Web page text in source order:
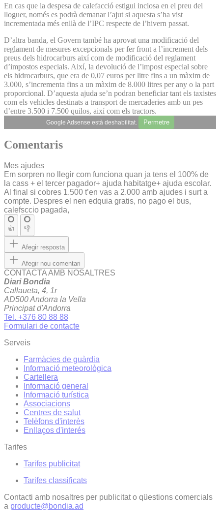
En cas que la despesa de calefacció estigui inclosa en el preu del
lloguer, només es podrà demanar l’ajut si aquesta s’ha vist
incrementada més enllà de l’IPC respecte de l’hivern passat.
D’altra banda, el Govern també ha aprovat una modificació del
reglament de mesures excepcionals per fer front a l’increment dels
preus dels hidrocarburs així com de modificació del reglament
d’impostos especials. Així, la devolució de l’impost especial sobre
els hidrocarburs, que era de 0,07 euros per litre fins a un màxim de
3.000, s’incrementa fins a un màxim de 8.000 litres per any o la part
proporcional. D’aquesta ajuda se’n podran beneficiar tant els taxistes
com els vehicles destinats a transport de mercaderies amb un pes
d’entre 3.500 i 7.500 quilos, així com els tractors.
Google Adsense està deshabilitat. Permetre
Comentaris
Mes ajudes
Em sorpren no llegir com funciona quan ja tens el 100% de
la cass + el tercer pagador+ ajuda habitatge+ ajuda escolar.
Al final si cobres 1.500 t’en vas a 2.000 amb ajudes i surt a
compte. Despres el nen edquia gratis, no pago el bus,
calefsccio pagada,
👍 👎
Afegir resposta
Afegir nou comentari
CONTACTA AMB NOSALTRES
Diari Bondia
Callaueta, 4, 1r
AD500 Andorra la Vella
Principat d'Andorra
Tel. +376 80 88 88
Formulari de contacte
Serveis
Farmàcies de guàrdia
Informació meteorològica
Cartellera
Informació general
Informació turística
Associacions
Centres de salut
Telèfons d'interès
Enllaços d'interés
Tarifes
Tarifes publicitat
Tarifes classificats
Contacti amb nosaltres per publicitat o qüestions comercials
a producte@bondia.ad